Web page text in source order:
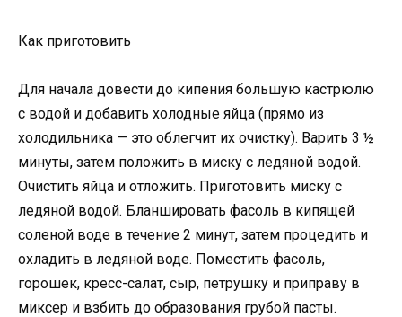
Как приготовить
Для начала довести до кипения большую кастрюлю
с водой и добавить холодные яйца (прямо из
холодильника — это облегчит их очистку). Варить 3 ½
минуты, затем положить в миску с ледяной водой.
Очистить яйца и отложить. Приготовить миску с
ледяной водой. Бланшировать фасоль в кипящей
соленой воде в течение 2 минут, затем процедить и
охладить в ледяной воде. Поместить фасоль,
горошек, кресс-салат, сыр, петрушку и приправу в
миксер и взбить до образования грубой пасты.